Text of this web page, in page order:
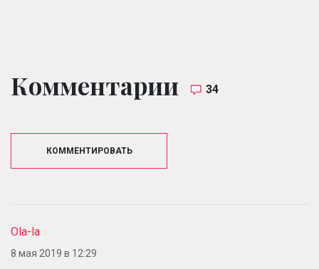
Комментарии 34
КОММЕНТИРОВАТЬ
Ola-la
8 мая 2019 в 12:29